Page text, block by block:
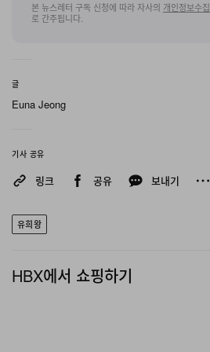
본 뉴스레터 구독 신청에 따라 자사의 개인정보수집
로 간주됩니다.
글
Euna Jeong
기사 공유
링크 공유 보내기
유희왕
HBX에서 쇼핑하기